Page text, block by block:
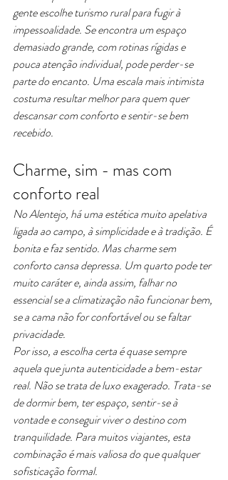
gente escolhe turismo rural para fugir à
impessoalidade. Se encontra um espaço
demasiado grande, com rotinas rígidas e
pouca atenção individual, pode perder-se
parte do encanto. Uma escala mais intimista
costuma resultar melhor para quem quer
descansar com conforto e sentir-se bem
recebido.
Charme, sim - mas com
conforto real
No Alentejo, há uma estética muito apelativa
ligada ao campo, à simplicidade e à tradição. É
bonita e faz sentido. Mas charme sem
conforto cansa depressa. Um quarto pode ter
muito caráter e, ainda assim, falhar no
essencial se a climatização não funcionar bem,
se a cama não for confortável ou se faltar
privacidade.
Por isso, a escolha certa é quase sempre
aquela que junta autenticidade a bem-estar
real. Não se trata de luxo exagerado. Trata-se
de dormir bem, ter espaço, sentir-se à
vontade e conseguir viver o destino com
tranquilidade. Para muitos viajantes, esta
combinação é mais valiosa do que qualquer
sofisticação formal.